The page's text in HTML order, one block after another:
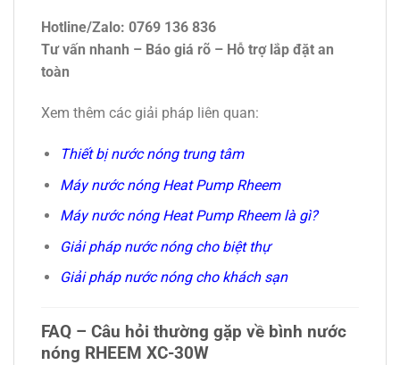
Hotline/Zalo: 0769 136 836
Tư vấn nhanh – Báo giá rõ – Hỗ trợ lắp đặt an
toàn
Xem thêm các giải pháp liên quan:
Thiết bị nước nóng trung tâm
Máy nước nóng Heat Pump Rheem
Máy nước nóng Heat Pump Rheem là gì?
Giải pháp nước nóng cho biệt thự
Giải pháp nước nóng cho khách sạn
FAQ – Câu hỏi thường gặp về bình nước
nóng RHEEM XC-30W